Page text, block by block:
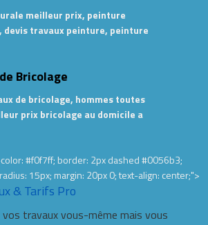
meilleur prix, peinture
devis travaux peinture, peinture
Bricolage
de bricolage, hommes toutes
prix bricolage au domicile a
#f0f7ff; border: 2px dashed #0056b3;
15px; margin: 20px 0; text-align: center;">
& Tarifs Pro
travaux vous-même mais vous